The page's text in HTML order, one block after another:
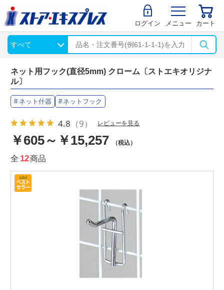
ログイン メニュー カート
ネット用フック(直径5mm) クローム〔ストエキオリジナ
ル〕
ネット什器 ネットフック
4.8 （9） レビューを見る
￥605～￥15,257 （税込）
全 12商品